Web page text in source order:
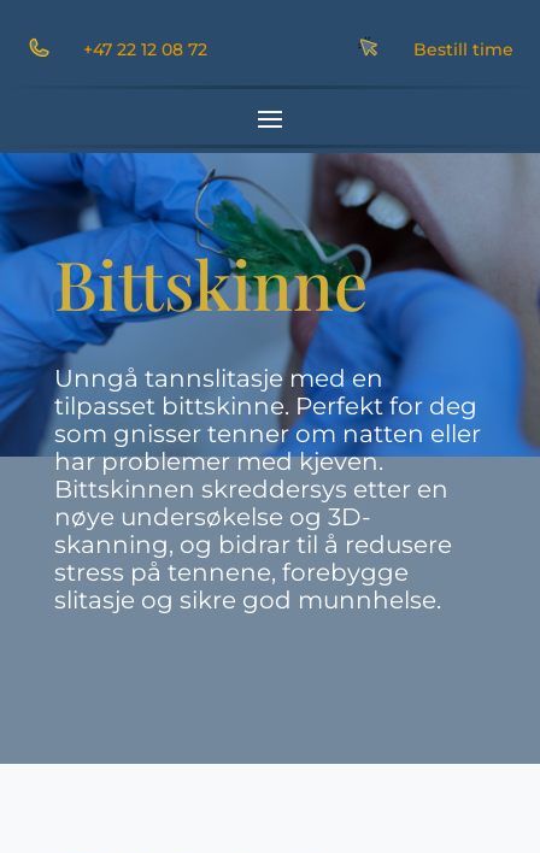
+47 22 12 08 72 Bestill time
Bittskinne
Unngå tannslitasje med en
tilpasset bittskinne. Perfekt for deg
som gnisser tenner om natten eller
har problemer med kjeven.
Bittskinnen skreddersys etter en
nøye undersøkelse og 3D-
skanning, og bidrar til å redusere
stress på tennene, forebygge
slitasje og sikre god munnhelse.